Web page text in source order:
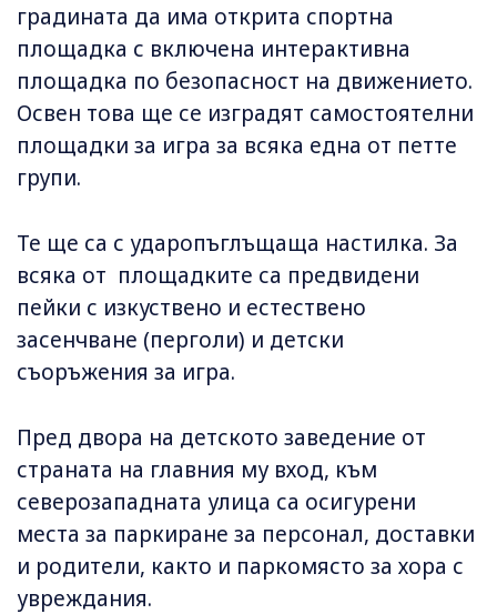
градината да има открита спортна
площадка с включена интерактивна
площадка по безопасност на движението.
Освен това ще се изградят самостоятелни
площадки за игра за всяка една от петте
групи.
Те ще са с ударопъглъщаща настилка. За
всяка от площадките са предвидени
пейки с изкуствено и естествено
засенчване (перголи) и детски
съоръжения за игра.
Пред двора на детското заведение от
страната на главния му вход, към
северозападната улица са осигурени
места за паркиране за персонал, доставки
и родители, както и паркомясто за хора с
увреждания.